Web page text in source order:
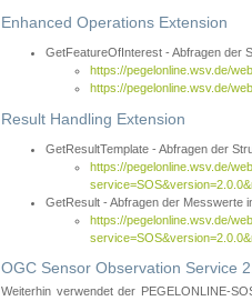
Enhanced Operations Extension
GetFeatureOfInterest - Abfragen der
https://pegelonline.wsv.de/
https://pegelonline.wsv.de/
Result Handling Extension
GetResultTemplate - Abfragen der
https://pegelonline.wsv.de/
GetResult - Abfragen der Messwerte
https://pegelonline.wsv.de/
OGC Sensor Observation Service
Weiterhin verwendet der PEGELONLINE-